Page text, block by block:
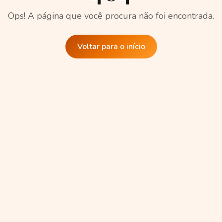
Ops! A página que você procura não foi encontrada.
Voltar para o início